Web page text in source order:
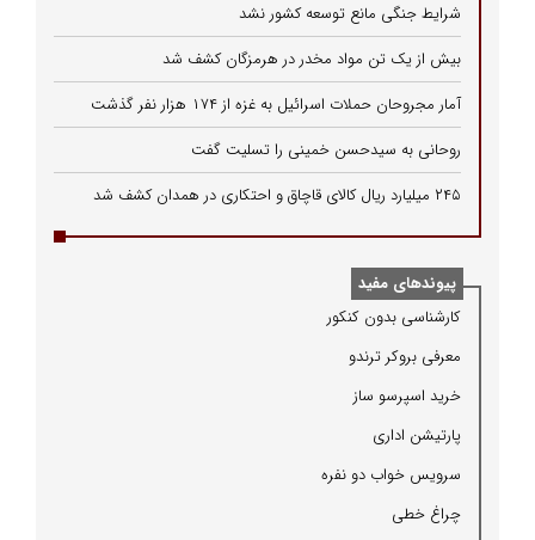
شرایط جنگی مانع توسعه کشور نشد
بیش از یک تن مواد مخدر در هرمزگان کشف شد
آمار مجروحان حملات اسرائیل به غزه از ۱۷۴ هزار نفر گذشت
روحانی به سیدحسن خمینی را تسلیت گفت
۲۴۵ میلیارد ریال کالای قاچاق و احتکاری در همدان کشف شد
پیوندهای مفید
كارشناسی بدون كنكور
معرفی بروكر ترندو
خرید اسپرسو ساز
پارتیشن اداری
سرویس خواب دو نفره
چراغ خطی